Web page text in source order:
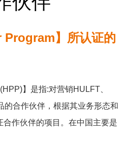
Program】所认证的
】是指:对营销HULFT、
的合作伙伴，根据其业务形态和
作伙伴的项目。在中国主要是